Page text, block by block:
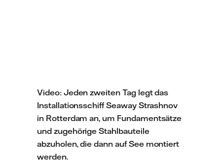
Video: Jeden zweiten Tag legt das
Installationsschiff Seaway Strashnov
in Rotterdam an, um Fundamentsätze
und zugehörige Stahlbauteile
abzuholen, die dann auf See montiert
werden.